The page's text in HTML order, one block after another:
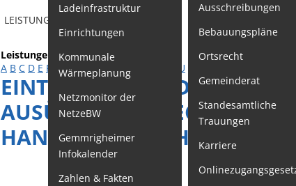
Ladeinfrastruktur
Einrichtungen
Schulkindbetreuung
Grundschule
Mensa
Musikschule
Jugendhaus
Kommunale
Wärmeplanung
Netzmonitor der
NetzeBW
Gemmrigheimer
Infokalender
Zahlen & Fakten
Ausschreibungen
Bebauungspläne
Ortsrecht
Gemeinderat
Standesamtliche
Trauungen
Karriere
LEISTUNGEN - SERVICE BW
Leistungen
A B C D E F G H I J K L M N O U
EINTRAGUNG IN DIE
HANDWERK NACH § 7A HWO